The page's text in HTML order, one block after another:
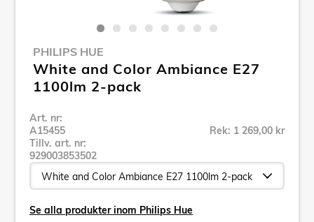
PHILIPS HUE
White and Color Ambiance E27
1100lm 2-pack
Art. nr:
A15455
Tillv. art. nr:
929003853502
Rek: 1 269,00 kr
Se alla produkter inom Philips Hue